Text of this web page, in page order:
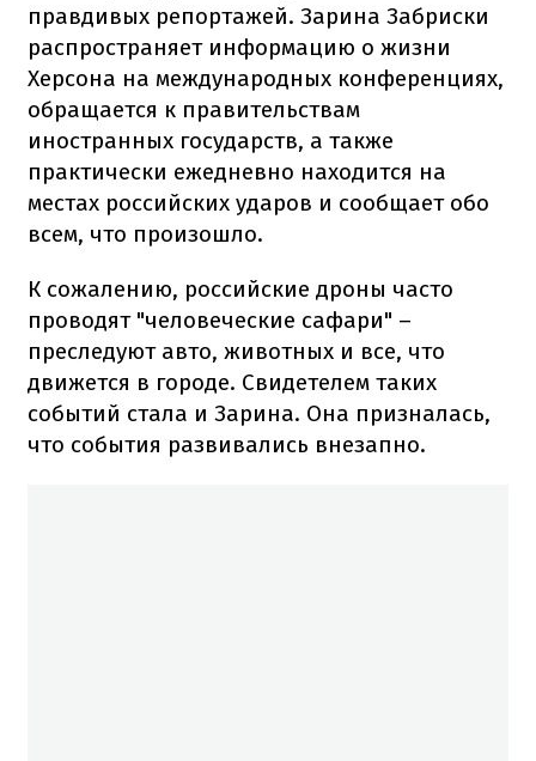
правдивых репортажей. Зарина Забриски
распространяет информацию о жизни
Херсона на международных конференциях,
обращается к правительствам
иностранных государств, а также
практически ежедневно находится на
местах российских ударов и сообщает обо
всем, что произошло.
К сожалению, российские дроны часто
проводят "человеческие сафари" –
преследуют авто, животных и все, что
движется в городе. Свидетелем таких
событий стала и Зарина. Она призналась,
что события развивались внезапно.